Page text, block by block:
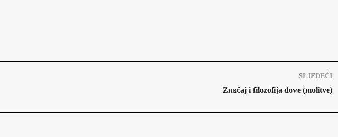
SLJEDEĆI
Značaj i filozofija dove (molitve)